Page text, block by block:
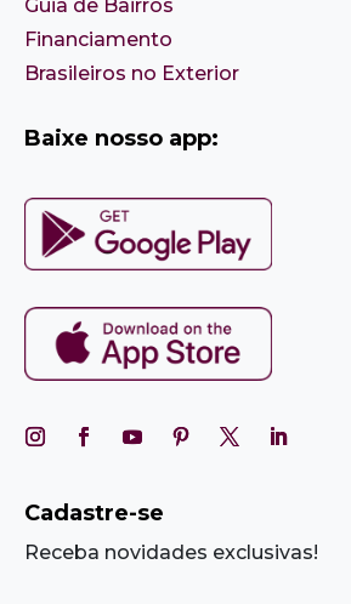
Guia de Bairros
Financiamento
Brasileiros no Exterior
Baixe nosso app:
Cadastre-se
Receba novidades exclusivas!